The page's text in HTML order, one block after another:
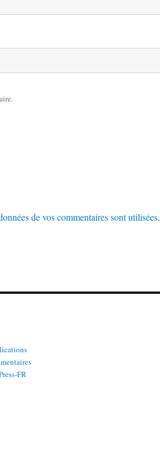
de vos commentaires sont utilisées.
FR